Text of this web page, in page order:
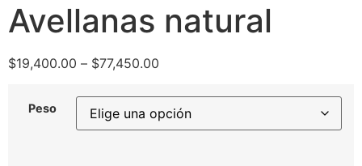
Avellanas natural
$19,400.00 – $77,450.00
Peso